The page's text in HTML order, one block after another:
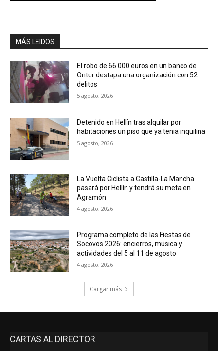
MÁS LEIDOS
El robo de 66.000 euros en un banco de
Ontur destapa una organización con 52
delitos
5 agosto, 2026
Detenido en Hellín tras alquilar por
habitaciones un piso que ya tenía inquilina
5 agosto, 2026
La Vuelta Ciclista a Castilla-La Mancha
pasará por Hellín y tendrá su meta en
Agramón
4 agosto, 2026
Programa completo de las Fiestas de
Socovos 2026: encierros, música y
actividades del 5 al 11 de agosto
4 agosto, 2026
Cargar más
CARTAS AL DIRECTOR